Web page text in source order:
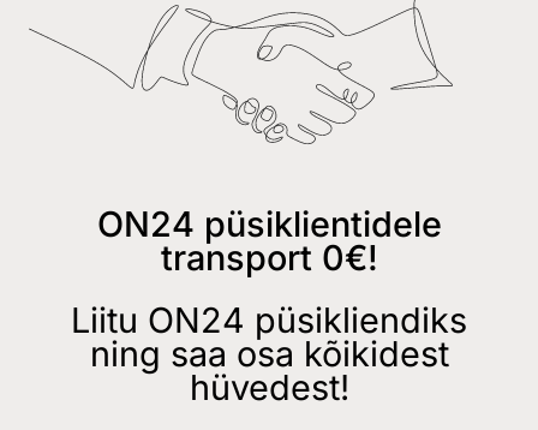
ON24 püsiklientidele
transport 0€!
Liitu ON24 püsikliendiks
ning saa osa kõikidest
hüvedest!